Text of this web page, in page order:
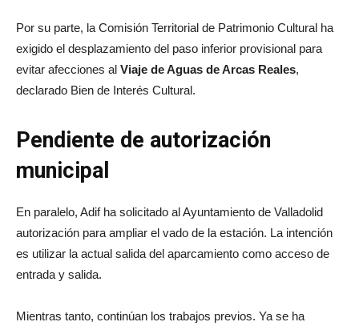
Por su parte, la Comisión Territorial de Patrimonio Cultural ha
exigido el desplazamiento del paso inferior provisional para
evitar afecciones al Viaje de Aguas de Arcas Reales,
declarado Bien de Interés Cultural.
Pendiente de autorización
municipal
En paralelo, Adif ha solicitado alAyuntamiento de Valladolid
autorización para ampliar el vado de la estación. La intención
es utilizar la actual salida del aparcamiento como acceso de
entrada y salida.
Mientras tanto, continúan los trabajos previos. Ya se ha